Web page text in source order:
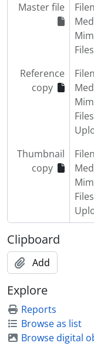
Master file
Reference
copy
Thumbnail
copy
Clipboard
Add
Explore
Reports
Browse as list
Browse digital